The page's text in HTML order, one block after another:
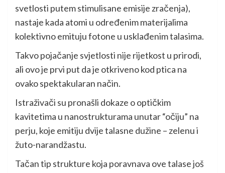
svetlosti putem stimulisane emisije zračenja),
nastaje kada atomi u određenim materijalima
kolektivno emituju fotone u usklađenim talasima.
Takvo pojačanje svjetlosti nije rijetkost u prirodi,
ali ovo je prvi put da je otkriveno kod ptica na
ovako spektakularan način.
Istraživači su pronašli dokaze o optičkim
kavitetima u nanostrukturama unutar “očiju” na
perju, koje emitiju dvije talasne dužine – zelenu i
žuto-narandžastu.
Tačan tip strukture koja poravnava ove talase još